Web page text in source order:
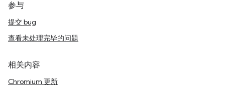
参与
提交 bug
查看未处理完毕的问题
相关内容
Chromium 更新